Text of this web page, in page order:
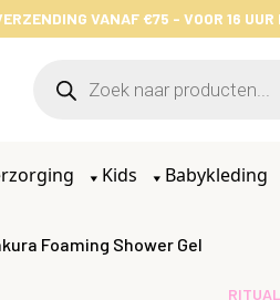
VANAF €75 - VOOR 16
Kids Babykleding
Foaming Shower Gel